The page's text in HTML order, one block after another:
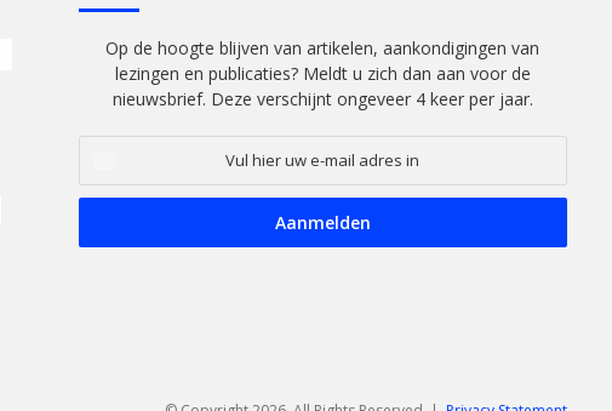
Op de hoogte blijven van artikelen, aankondigingen van
lezingen en publicaties? Meldt u zich dan aan voor de
nieuwsbrief. Deze verschijnt ongeveer 4 keer per jaar.
uw
mail